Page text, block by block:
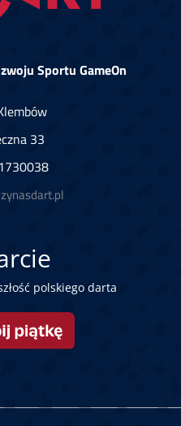
Sportu GameOn
33
polskiego darta